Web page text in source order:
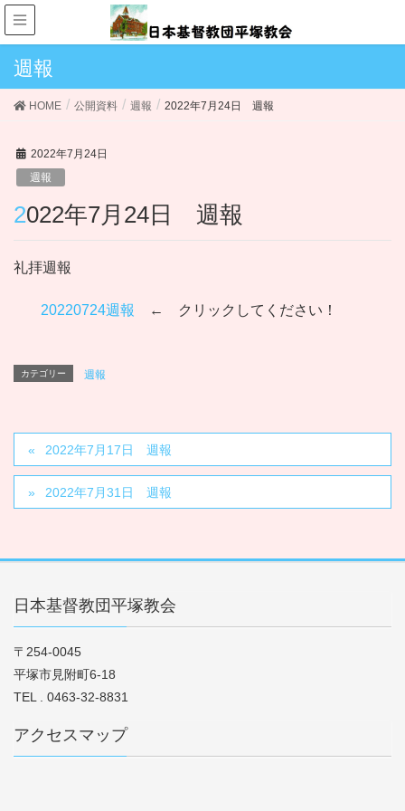
週報
HOME 公開資料 週報 2022年7月24日 週報
2022年7月24日
週報
2022年7月24日 週報
礼拝週報
20220724週報 ← クリックしてください！
カテゴリー 週報
2022年7月17日 週報
2022年7月31日 週報
日本基督教団平塚教会
〒254-0045
平塚市見附町6-18
TEL . 0463-32-8831
アクセスマップ